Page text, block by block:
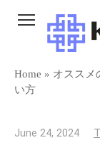
Home » オススメ
い方
June 24, 2024